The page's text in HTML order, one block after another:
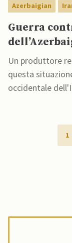
Azerbaigian
Guerra
Un produttore
questa
occidentale
1